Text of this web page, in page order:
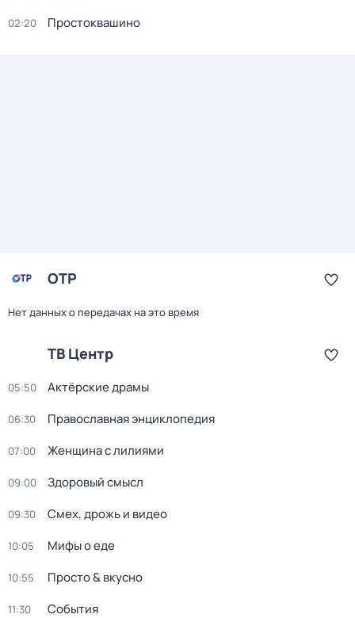
02:20 Простоквашино
ОТР
Нет данных о передачах на это время
ТВ Центр
05:50 Актёрские драмы
06:30 Православная энциклопедия
07:00 Женщина с лилиями
09:00 Здоровый смысл
09:30 Смех, дрожь и видео
10:05 Мифы о еде
10:55 Просто & вкусно
11:30 События